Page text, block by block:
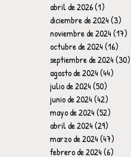
abril de 2026(1)
diciembre de 2024(3)
noviembre de 2024(17)
octubre de 2024(16)
septiembre de 2024(30)
agosto de 2024(44)
julio de 2024(50)
junio de 2024(42)
mayo de 2024(52)
abril de 2024(29)
marzo de 2024(47)
febrero de 2024(6)